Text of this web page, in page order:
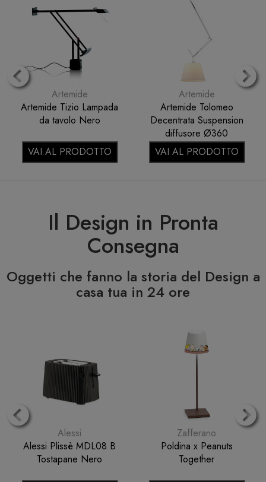
Artemide
Artemide Tizio Lampada
da tavolo Nero
VAI AL PRODOTTO
Artemide
Artemide Tolomeo
Decentrata Suspension
diffusore Ø360
pergamena 0780020A
VAI AL PRODOTTO
Il Design in Pronta
Consegna
Oggetti che fanno la storia del Design a
casa tua in 24 ore
Alessi
Alessi Plissè MDL08 B
Tostapane Nero
Zafferano
Poldina x Peanuts
Together